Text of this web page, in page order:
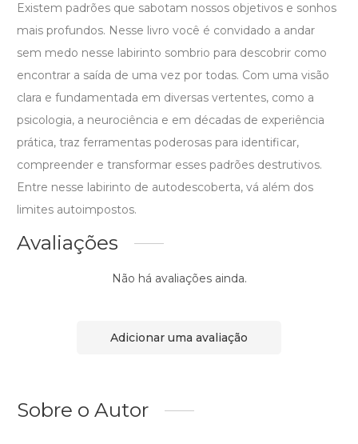
Existem padrões que sabotam nossos objetivos e sonhos
mais profundos. Nesse livro você é convidado a andar
sem medo nesse labirinto sombrio para descobrir como
encontrar a saída de uma vez por todas. Com uma visão
clara e fundamentada em diversas vertentes, como a
psicologia, a neurociência e em décadas de experiência
prática, traz ferramentas poderosas para identificar,
compreender e transformar esses padrões destrutivos.
Entre nesse labirinto de autodescoberta, vá além dos
limites autoimpostos.
Avaliações
Não há avaliações ainda.
Adicionar uma avaliação
Sobre o Autor